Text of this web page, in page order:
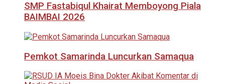
SMP Fastabiqul Khairat Memboyong Piala
BAIMBAI 2026
Pemkot Samarinda Luncurkan Samaqua